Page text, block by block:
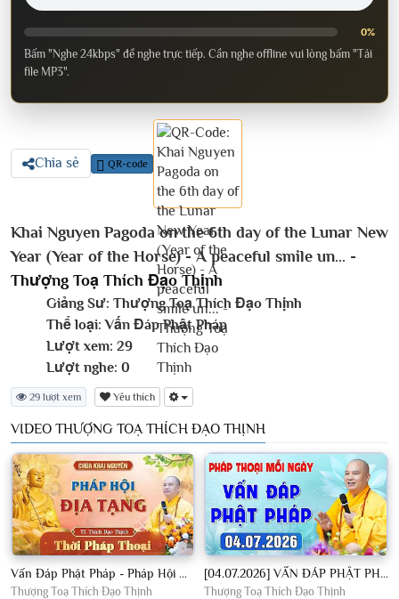
0%
Bấm "Nghe 24kbps" để nghe trực tiếp. Cần nghe offline vui lòng bấm "Tải
file MP3".
Chia sẻ QR-code
Khai Nguyen Pagoda on the 6th day of the Lunar New
Year (Year of the Horse) - A peaceful smile un... -
Thượng Toạ Thích Đạo Thịnh
Giảng Sư: Thượng Toạ Thích Đạo Thịnh
Thể loại: Vấn Đáp Phật Pháp
Lượt xem: 29
Lượt nghe: 0
29 lượt xem Yêu thích
VIDEO THƯỢNG TOẠ THÍCH ĐẠO THỊNH
Vấn Đáp Phật Pháp - Pháp Hội Địa Tạng Ngày 01/08/2026│TT. Thích Đạo Thịnh
Thượng Toạ Thích Đạo Thịnh
[04.07.2026] VẤN ĐÁP PHẬT PHÁP - Nghe Thầy giảng Pháp mỗi ngày CÔNG ĐỨC VÔ LƯỢNG│TT. Thích Đạo Thịnh
Thượng Toạ Thích Đạo Thịnh